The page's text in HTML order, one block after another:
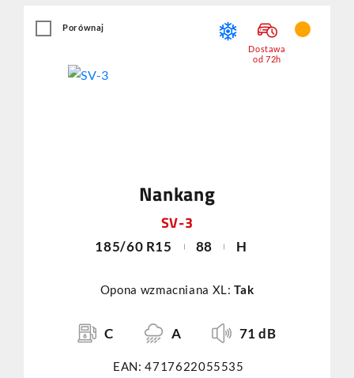
Nankang
SV-3
185/60 R15 88 H
Opona wzmacniana XL:Tak
C A 71 dB
EAN: 4717622055535
Porównaj
Dostawa
od 72h